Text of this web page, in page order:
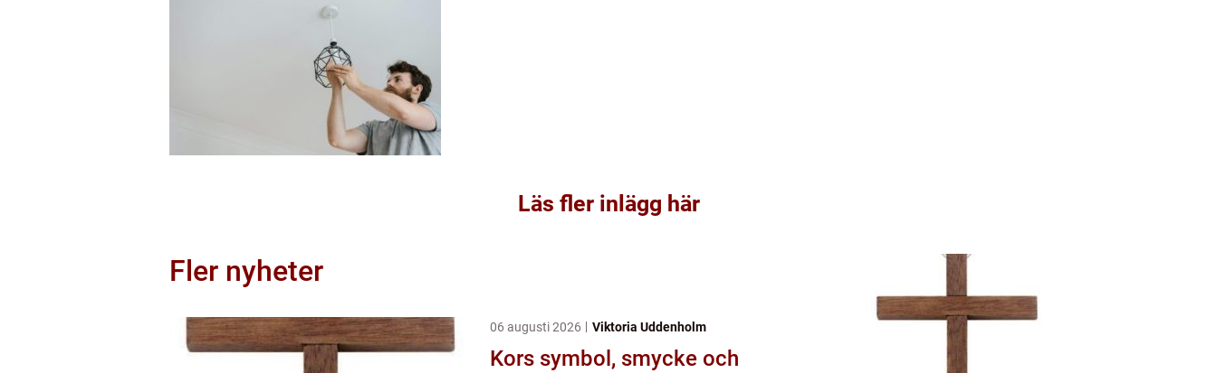
Läs fler inlägg här
Fler nyheter
06 augusti 2026 Viktoria Uddenholm
Kors symbol, smycke och